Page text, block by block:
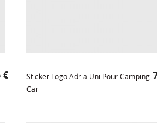
€
Sticker Logo Adria Uni Pour Camping
Car